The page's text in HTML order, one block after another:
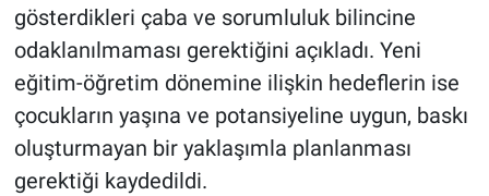
gösterdikleri çaba ve sorumluluk bilincine
odaklanılmaması gerektiğini açıkladı. Yeni
eğitim-öğretim dönemine ilişkin hedeflerin ise
çocukların yaşına ve potansiyeline uygun, baskı
oluşturmayan bir yaklaşımla planlanması
gerektiği kaydedildi.